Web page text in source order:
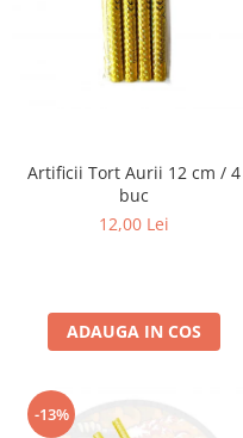
Artificii Tort Aurii 12 cm / 4
buc
12,00 Lei
ADAUGA IN COS
-13%